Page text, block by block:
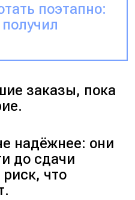
поэтапно:
заказы, пока
надёжнее: они
до сдачи
что